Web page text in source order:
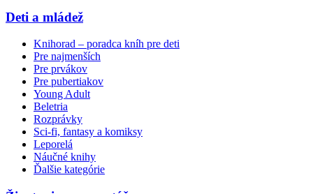
Deti a mládež
Knihorad – poradca kníh pre deti
Pre najmenších
Pre prvákov
Pre pubertiakov
Young Adult
Beletria
Rozprávky
Sci-fi, fantasy a komiksy
Leporelá
Náučné knihy
Ďalšie kategórie